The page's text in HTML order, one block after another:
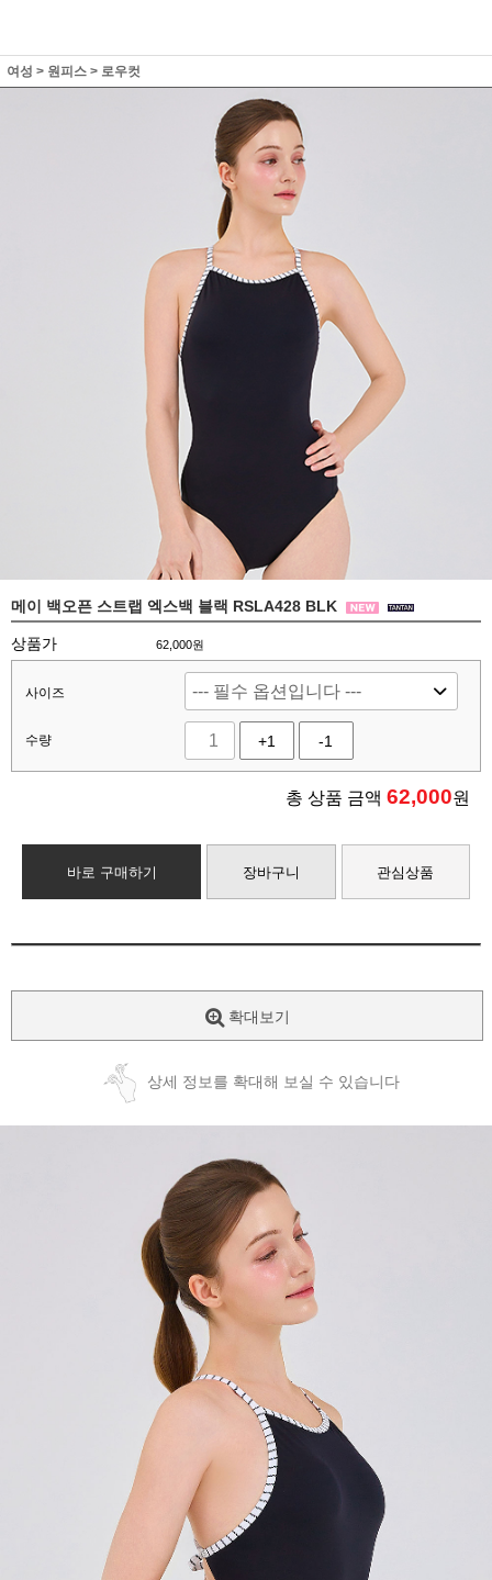
여성 > 원피스 > 로우컷
메이 백오픈 스트랩 엑스백 블랙 RSLA428 BLK
상품가 62,000원
사이즈
수량 +1 -1
총 상품 금액 62,000원
바로 구매하기 장바구니 관심상품
확대보기
상세 정보를 확대해 보실 수 있습니다